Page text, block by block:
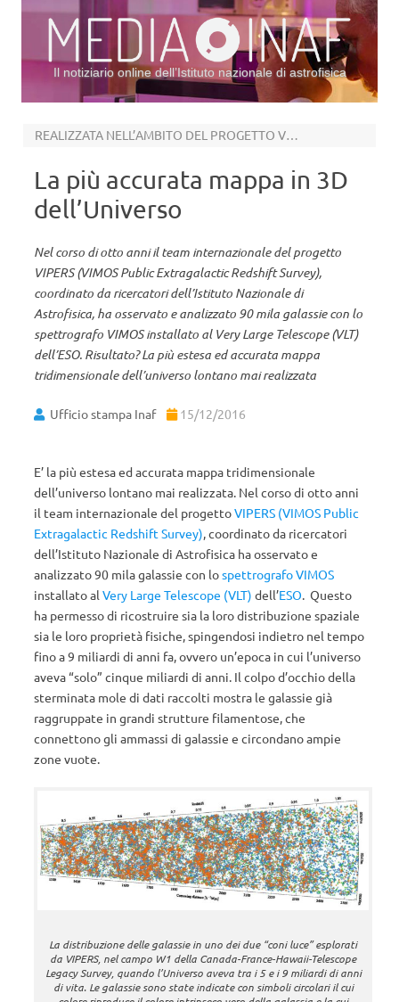
Il notiziario online dell’Istituto nazionale di astrofisica
REALIZZATA NELL’AMBITO DEL PROGETTO VIPERS
La più accurata mappa in 3D
dell’Universo
Nel corso di otto anni il team internazionale del progetto
VIPERS (VIMOS Public Extragalactic Redshift Survey),
coordinato da ricercatori dell’Istituto Nazionale di
Astrofisica, ha osservato e analizzato 90 mila galassie con lo
spettrografo VIMOS installato al Very Large Telescope (VLT)
dell’ESO. Risultato? La più estesa ed accurata mappa
tridimensionale dell’universo lontano mai realizzata
Ufficio stampa Inaf 15/12/2016
E’ la più estesa ed accurata mappa tridimensionale
dell’universo lontano mai realizzata. Nel corso di otto anni
il team internazionale del progettoVIPERS (VIMOS Public
Extragalactic Redshift Survey), coordinato da ricercatori
dell’Istituto Nazionale di Astrofisica ha osservato e
analizzato 90 mila galassie con lospettrografo VIMOS
installato al Very Large Telescope (VLT) dell’ESO. Questo
ha permesso di ricostruire sia la loro distribuzione spaziale
sia le loro proprietà fisiche, spingendosi indietro nel tempo
fino a 9 miliardi di anni fa, ovvero un’epoca in cui l’universo
aveva “solo” cinque miliardi di anni. Il colpo d’occhio della
sterminata mole di dati raccolti mostra le galassie già
raggruppate in grandi strutture filamentose, che
connettono gli ammassi di galassie e circondano ampie
zone vuote.
La distribuzione delle galassie in uno dei due “coni luce” esplorati
da VIPERS, nel campo W1 della Canada-France-Hawaii-Telescope
Legacy Survey, quando l’Universo aveva tra i 5 e i 9 miliardi di anni
di vita. Le galassie sono state indicate con simboli circolari il cui